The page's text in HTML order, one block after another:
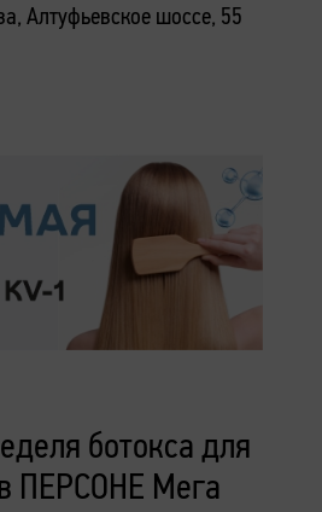
Алтуфьевское шоссе, 55
ботокса для
ПЕРСОНЕ Мега